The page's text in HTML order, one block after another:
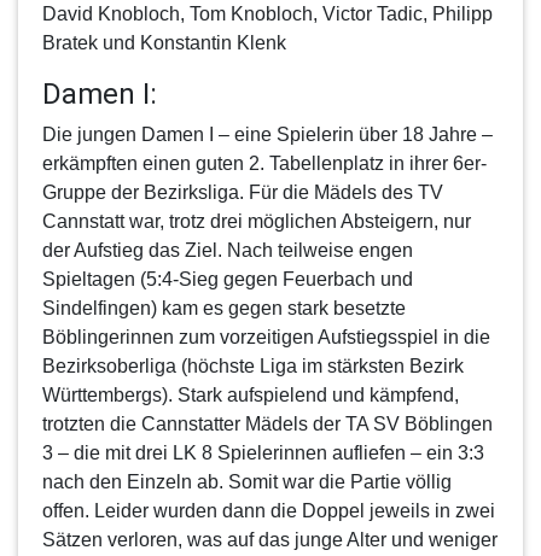
David Knobloch, Tom Knobloch, Victor Tadic, Philipp
Bratek und Konstantin Klenk
Damen I:
Die jungen Damen I
– eine Spielerin über 18 Jahre –
erkämpften einen guten 2. Tabellenplatz in ihrer 6er-
Gruppe der Bezirksliga. Für die Mädels des TV
Cannstatt war, trotz drei möglichen Absteigern, nur
der Aufstieg das Ziel. Nach teilweise engen
Spieltagen (5:4-Sieg gegen Feuerbach und
Sindelfingen) kam es gegen stark besetzte
Böblingerinnen zum vorzeitigen Aufstiegsspiel in die
Bezirksoberliga (höchste Liga im stärksten Bezirk
Württembergs). Stark aufspielend und kämpfend,
trotzten die Cannstatter Mädels der TA SV Böblingen
3 – die mit drei LK 8 Spielerinnen aufliefen – ein 3:3
nach den Einzeln ab. Somit war die Partie völlig
offen. Leider wurden dann die Doppel jeweils in zwei
Sätzen verloren, was auf das junge Alter und weniger